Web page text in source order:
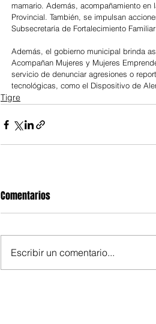
mamario. Además, acompañamiento en
Provincial. También, se impulsan
Subsecretaría de Fortalecimiento
Además, el gobierno municipal brinda
Acompañan Mujeres y Mujeres
servicio de denunciar agresiones o
tecnológicas, como el Dispositivo de
Tigre
Comentarios
Escribir un comentario...